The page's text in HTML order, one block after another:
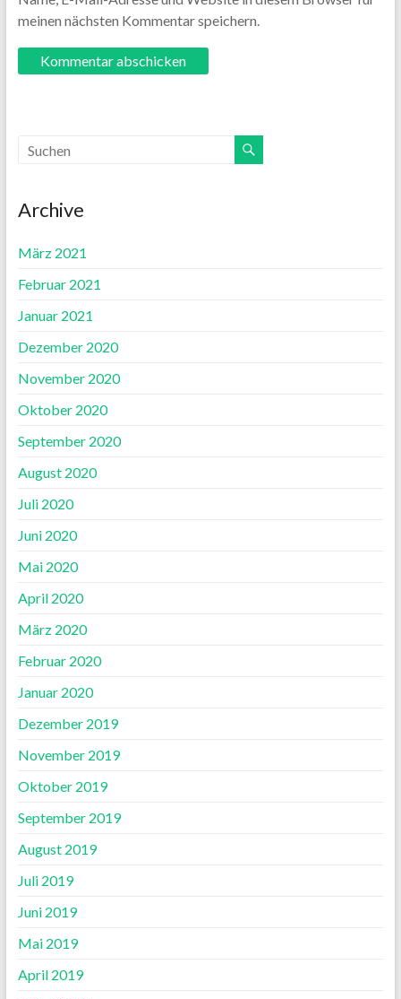
meinen nächsten Kommentar speichern.
Archive
März 2021
Februar 2021
Januar 2021
Dezember 2020
November 2020
Oktober 2020
September 2020
August 2020
Juli 2020
Juni 2020
Mai 2020
April 2020
März 2020
Februar 2020
Januar 2020
Dezember 2019
November 2019
Oktober 2019
September 2019
August 2019
Juli 2019
Juni 2019
Mai 2019
April 2019